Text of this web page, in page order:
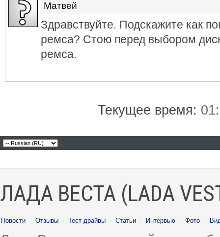
Матвей
Здравствуйте. Подскажите как
ремса? Стою перед выбором
ремса.
Текущее время:
ЛАДА ВЕСТА (LADA
Новости · Отзывы · Тест-драйвы · Статьи · Интервью · Фото ·